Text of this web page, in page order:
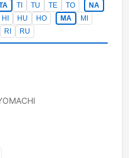
TI TU TE TO
NA
HI HU HO MA
MI
RI RU